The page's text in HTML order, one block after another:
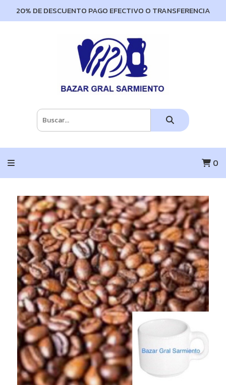
20% DE DESCUENTO PAGO EFECTIVO O TRANSFERENCIA
0